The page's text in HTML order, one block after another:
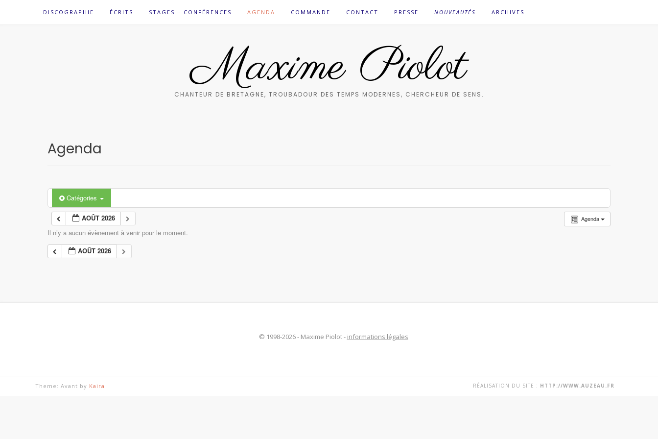
DISCOGRAPHIE ÉCRITS STAGES – CONFÉRENCES AGENDA COMMANDE CONTACT PRESSE NOUVEAUTÉS ARCHIVES
Maxime Piolot
CHANTEUR DE BRETAGNE, TROUBADOUR DES TEMPS MODERNES, CHERCHEUR DE SENS.
Agenda
Catégories
Agenda
AOÛT 2026
Il n’y a aucun évènement à venir pour le moment.
AOÛT 2026
© 1998-2026 - Maxime Piolot - informations légales
Theme: Avant by Kaira RÉALISATION DU SITE : HTTP://WWW.AUZEAU.FR